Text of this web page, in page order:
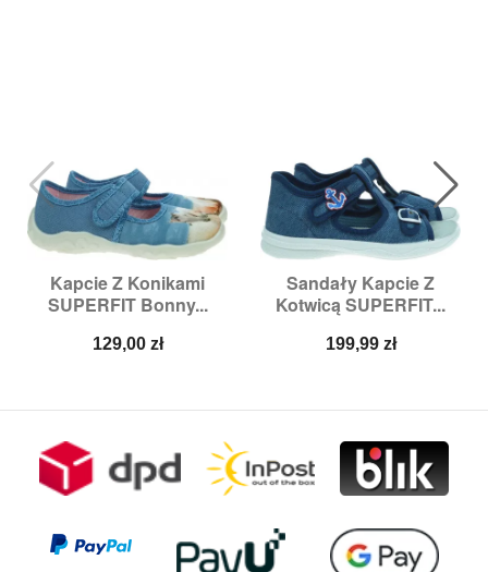
Kapcie Z Konikami
SUPERFIT Bonny...
Cena
129,00 zł
Sandały Kapcie Z
Kotwicą SUPERFIT...
Cena
199,99 zł